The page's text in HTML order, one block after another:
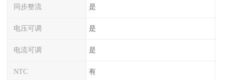
同步整流 是
电压可调 是
电流可调 是
NTC 有